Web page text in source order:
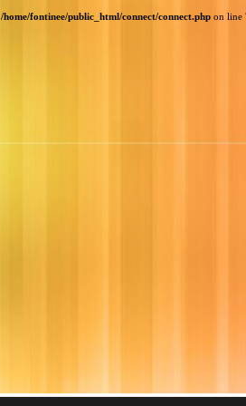
/home/fontinee/public_html/connect/connect.php on line